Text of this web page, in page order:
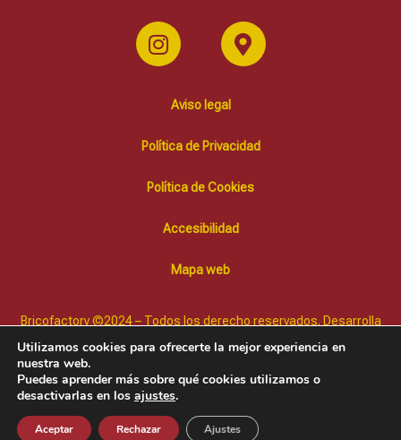
Aviso legal
Política de Privacidad
Política de Cookies
Accesibilidad
Mapa web
Bricofactory ©2024 – Todos los derecho reservados. Desarrolla
Diffusion Marketing Online
Utilizamos cookies para ofrecerte la mejor experiencia en
nuestra web.
Puedes aprender más sobre qué cookies utilizamos o
desactivarlas en los ajustes.
Aceptar Rechazar Ajustes